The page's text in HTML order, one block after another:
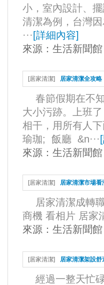
小，室內設計、
清潔為例，台灣
··· [詳細內容]
來源： 生活新聞館
[居家清潔] 居家清潔全攻略
春節假期在不
大小污跡。上班
相干，用所有人
瑜珈; 飯廳 &n··· [
來源： 生活新聞館
[居家清潔] 居家清潔市場看
居家清潔成轉
商機 看相片 居家
來源： 生活新聞館
[居家清潔] 居家清潔架設舒
經過一整天忙